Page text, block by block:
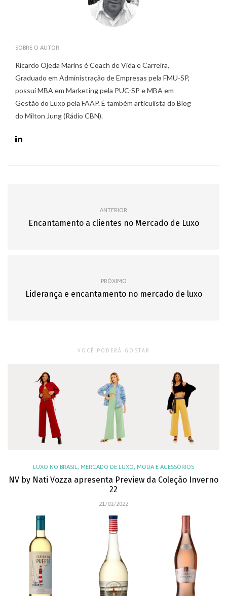
SOBRE O AUTOR
Ricardo Ojeda Marins é Coach de Vida e Carreira,
Graduado em Administração de Empresas pela FMU-SP,
possui MBA em Marketing pela PUC-SP e MBA em
Gestão do Luxo pela FAAP. É também articulista do Blog
do Milton Jung (Rádio CBN).
ANTERIOR
Encantamento a clientes no Mercado de Luxo
PRÓXIMO
Liderança e encantamento no mercado de luxo
VOCÊ PODERÁ GOSTAR
LUXO NO BRASIL, MERCADO DE LUXO, MODA E ACESSÓRIOS
NV by Nati Vozza apresenta Preview da Coleção Inverno
22
21/01/2022